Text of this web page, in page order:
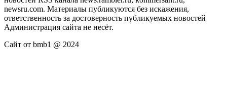
newsru.com. Материалы публикуются без искажения,
ответственность за достоверность публикуемых новостей
Администрация сайта не несёт.
Сайт от bmb1 @ 2024